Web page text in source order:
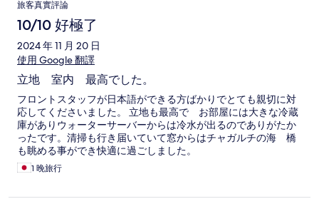
旅客真實評論
10/10 好極了
2024 年 11 月 20 日
使用 Google 翻譯
立地 室内 最高でした。
フロントスタッフが日本語ができる方ばかりでとても親切に対
応してくださいました。 立地も最高で お部屋には大きな冷蔵
庫がありウォーターサーバーからは冷水が出るのでありがたか
ったです。清掃も行き届いていて窓からはチャガルチの海 橋
も眺める事ができ快適に過ごしました。
1 晚旅行